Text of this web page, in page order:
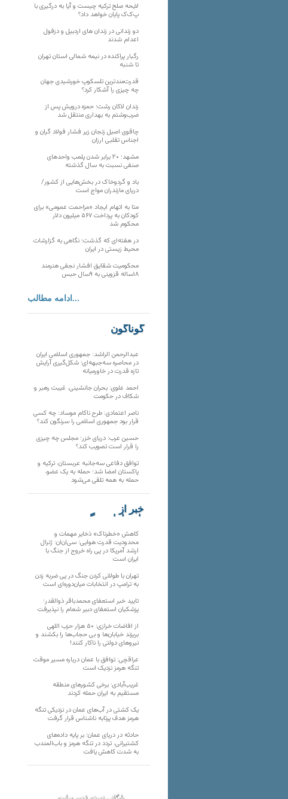
لایحه صلح ترکیه چیست و آیا به درگیری با
پ‌ک‌ک پایان خواهد داد؟
دو زندانی در زندان های اردبیل و دزفول
اعدام شدند
رگبار پراکنده در نیمه شمالی استان تهران
تا شنبه
قدرت‌مندترین تلسکوپ خورشیدی جهان
چه چیزی را آشکار کرد؟
زندان لاکان رشت؛ حمزه درویش پس از
ضرب‌وشتم به بهداری منتقل شد
چاقوی اصیل زنجان زیر فشار فولاد گران و
اجناس تقلبی ارزان
مشهد؛ ۲۰ برابر شدن پلمب واحدهای
صنفی نسبت به سال گذشته
باد و گردوخاک در بخش‌هایی از کشور/
دریای مازندران مواج است
متا به اتهام ایجاد «مزاحمت عمومی» برای
کودکان به پرداخت ۵۶۷ میلیون دلار
محکوم شد
در هفته‌ای که گذشت؛ نگاهی به گزارشات
محیط زیستی در ایران
محکومیت شقایق افشار نجفی هنرمند
۱۸ساله قزوینی به ۹سال حبس
ادامه مطالب...
گوناگون
عبدالرحمن الراشد: جمهوری اسلامی ایران
در محاصره سه‌جبهه‌ای؛ شکل‌گیری آرایش
تازه قدرت در خاورمیانه
احمد علوی: بحران جانشینی، غیبت رهبر و
شکاف در حکومت
ناصر اعتمادی: طرح ناکام موساد: چه کسی
قرار بود جمهوری اسلامی را سرنگون کند؟
حسین عرب: دریای خزر؛ مجلس چه چیزی
را قرار است تصویب کند؟
توافق دفاعی سه‌جانبه عربستان، ترکیه و
پاکستان امضا شد؛ حمله به یک عضو،
حمله به همه تلقی می‌شود
خبر از
تارنماهای دیگر
کاهش «خطرناک» ذخایر مهمات و
محدودیت قدرت هوایی؛ سی‌ان‌ان: ژنرال
ارشد آمریکا در پی راه خروج از جنگ با
ایران است
تهران با طولانی کردن جنگ در پی ضربه زدن
به ترامپ در انتخابات میان‌دوره‌ای است
تایید خبر استعفای محمدباقر ذوالقدر؛
پزشکیان استعفای دبیر شعام را نپذیرفت
از افاضات خرازی: ۵۰ هزار حزب اللهی
بریزند خیابان‌ها و بی حجاب‌ها را بکشند و
نیرو‌های دولتی را ناکار کنند!
عراقچی: توافق با عمان درباره مسیر موقت
تنگه هرمز نزدیک است
غریب‌آبادی: برخی کشورهای منطقه
مستقیم به ایران حمله کردند
یک کشتی در آب‌های عمان در نزدیکی تنگه
هرمز هدف پرتابه ناشناس قرار گرفت
حادثه در دریای عمان؛ بر پایه داده‌های
کشتیرانی، تردد در تنگه هرمز و باب‌المندب
به شدت کاهش یافت
بایگانی نسخه قدیم سایت